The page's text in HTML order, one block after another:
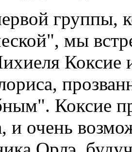
группы,
мы
Коксие
Коксие
и очень